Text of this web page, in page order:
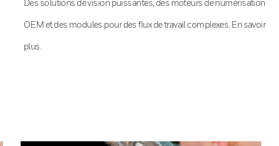
Des solutions de vision puissantes, des moteurs de numérisation
OEM et des modules pour des flux de travail complexes. En savoir
plus.